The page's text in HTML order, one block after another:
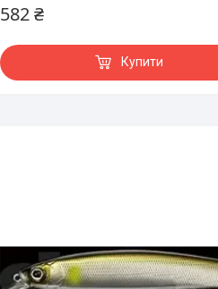
582 ₴
Купити